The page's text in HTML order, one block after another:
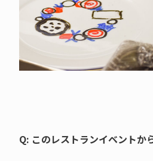
Q: このレストランイベントか